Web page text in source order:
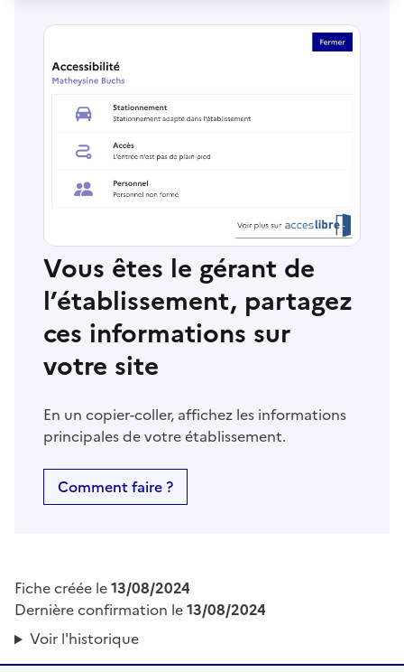
Vous êtes le gérant de
l’établissement, partagez
ces informations sur
votre site
En un copier-coller, affichez les informations
principales de votre établissement.
Comment faire ?
Fiche créée le13/08/2024
Dernière confirmation le13/08/2024
Voir l'historique